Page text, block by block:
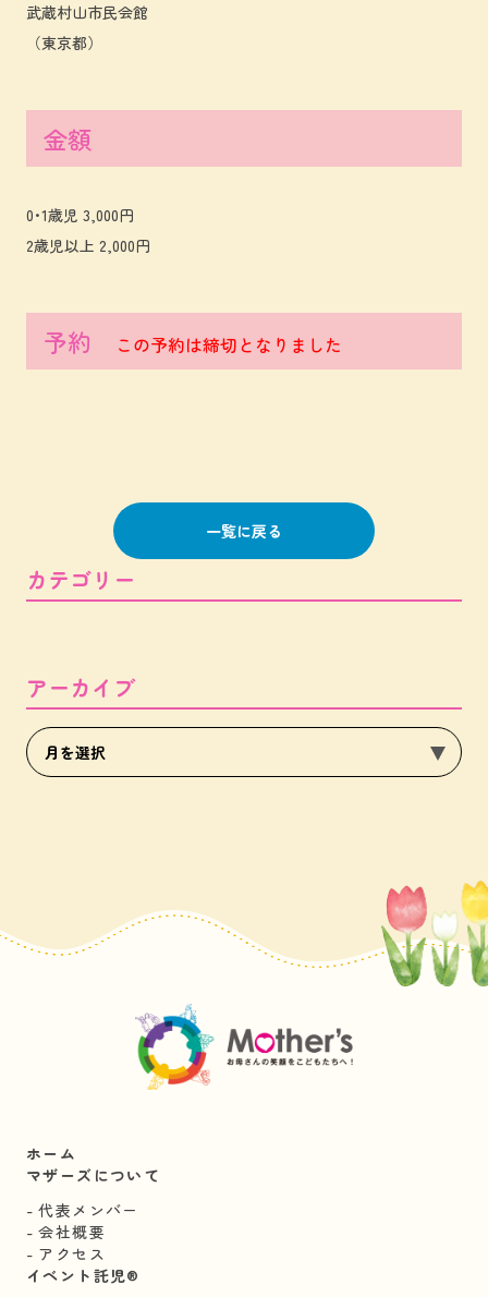
武蔵村山市民会館
（東京都）
金額
0･1歳児 3,000円
2歳児以上 2,000円
予約 この予約は締切となりました
一覧に戻る
カテゴリー
アーカイブ
ホーム
マザーズについて
代表メンバー
会社概要
アクセス
イベント託児®︎